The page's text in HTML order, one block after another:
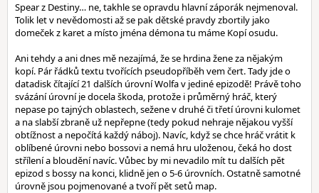
Spear z Destiny… ne, takhle se opravdu hlavní záporák nejmenoval.
Tolik let v nevědomosti až se pak dětské pravdy zbortily jako
domeček z karet a místo jména démona tu máme Kopí osudu.
Ani tehdy a ani dnes mě nezajímá, že se hrdina žene za nějakým
kopí. Pár řádků textu tvořících pseudopříběh vem čert. Tady jde o
datadisk čítající 21 dalších úrovní Wolfa v jediné epizodě! Právě toho
svázání úrovní je docela škoda, protože i průměrný hráč, který
nepase po tajných oblastech, sežene v druhé či třetí úrovni kulomet
a na slabší zbraně už nepřepne (tedy pokud nehraje nějakou vyšší
obtížnost a nepočítá každý náboj). Navíc, když se chce hráč vrátit k
oblíbené úrovni nebo bossovi a nemá hru uloženou, čeká ho dost
střílení a bloudění navíc. Vůbec by mi nevadilo mít tu dalších pět
epizod s bossy na konci, klidně jen o 5-6 úrovních. Ostatně samotné
úrovně jsou pojmenované a tvoří pět setů map.